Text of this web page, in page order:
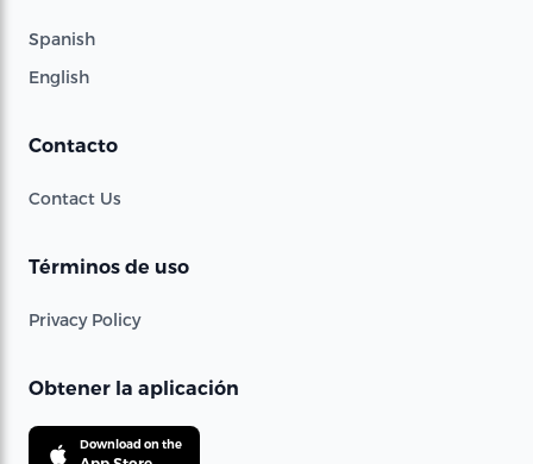
Spanish
English
Contacto
Contact Us
Términos de uso
Privacy Policy
Obtener la aplicación
Download on the